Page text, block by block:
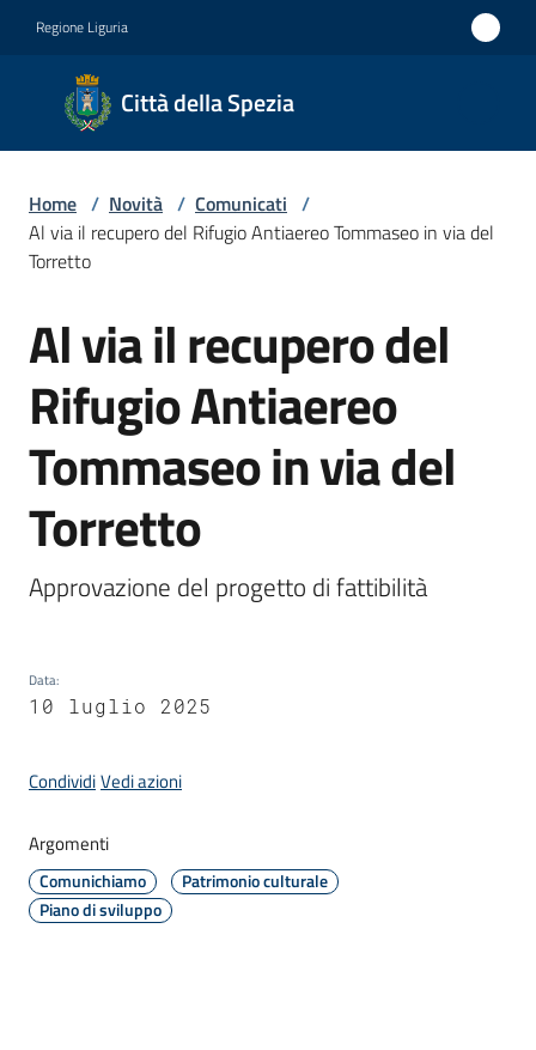
Regione Liguria
Città della Spezia
Città
della
Medaglia
d'oro al
Civile
Medaglia
d'argento
al Valor
Militare
Novità
Menu selezionato
il
Comune
Home / Novità / Comunicati /
Al via il recupero del Rifugio Antiaereo Tommaseo in via del
Torretto
Salta al contenuto
Al via il recupero del
Rifugio Antiaereo
Tommaseo in via del
Torretto
Approvazione del progetto di fattibilità
Data:
10 luglio 2025
CondividiVedi azioni
Argomenti
Comunichiamo
Patrimonio culturale
Piano di sviluppo